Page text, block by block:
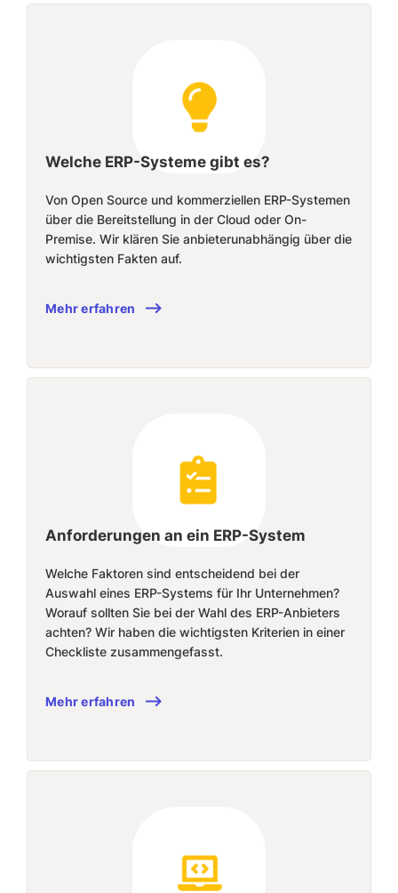
Welche ERP-Systeme gibt es?
Von Open Source und kommerziellen ERP-Systemen
über die Bereitstellung in der Cloud oder On-
Premise. Wir klären Sie anbieterunabhängig über die
wichtigsten Fakten auf.
Mehr erfahren
Anforderungen an ein ERP-System
Welche Faktoren sind entscheidend bei der
Auswahl eines ERP-Systems für Ihr Unternehmen?
Worauf sollten Sie bei der Wahl des ERP-Anbieters
achten? Wir haben die wichtigsten Kriterien in einer
Checkliste zusammengefasst.
Mehr erfahren